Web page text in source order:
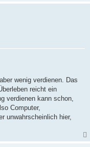
wenig verdienen. Das
reicht ein
verdienen kann schon,
Computer,
unwahrscheinlich hier,